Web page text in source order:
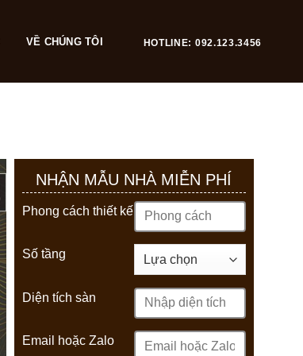
VỀ CHÚNG TÔI HOTLINE: 092.123.3456
NHẬN MẪU NHÀ MIỄN PHÍ
Phong cách thiết kế
Số tầng
Diện tích sàn
Email hoặc Zalo